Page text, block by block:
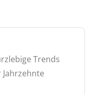
Trends